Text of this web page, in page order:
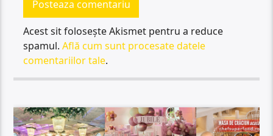
Acest sit folosește Akismet pentru a reduce
spamul.Află cum sunt procesate datele
comentariilor tale.